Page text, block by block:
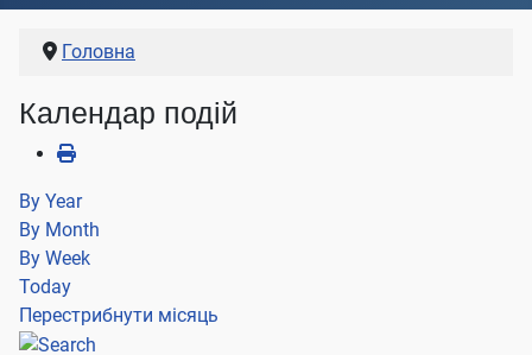
Головна
Календар подій
By Year
By Month
By Week
Today
Перестрибнути місяць